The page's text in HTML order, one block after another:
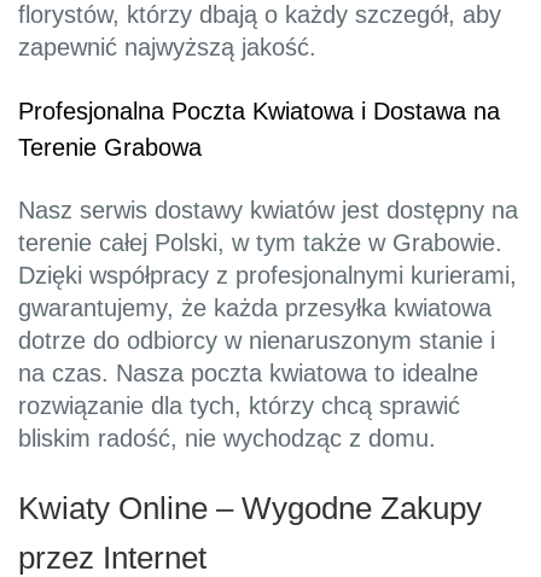
florystów, którzy dbają o każdy szczegół, aby
zapewnić najwyższą jakość.
Profesjonalna Poczta Kwiatowa i Dostawa na
Terenie Grabowa
Nasz serwis dostawy kwiatów jest dostępny na
terenie całej Polski, w tym także w Grabowie.
Dzięki współpracy z profesjonalnymi kurierami,
gwarantujemy, że każda przesyłka kwiatowa
dotrze do odbiorcy w nienaruszonym stanie i
na czas. Nasza poczta kwiatowa to idealne
rozwiązanie dla tych, którzy chcą sprawić
bliskim radość, nie wychodząc z domu.
Kwiaty Online – Wygodne Zakupy
przez Internet